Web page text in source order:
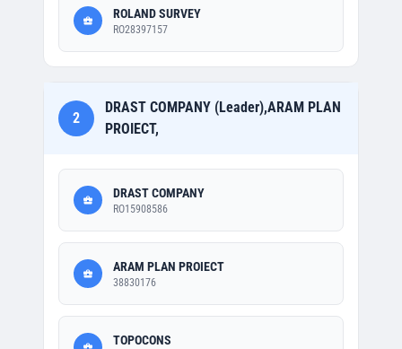
ROLAND SURVEY
RO28397157
2
DRAST COMPANY (Leader),ARAM PLAN
PROIECT,
DRAST COMPANY
RO15908586
ARAM PLAN PROIECT
38830176
TOPOCONS